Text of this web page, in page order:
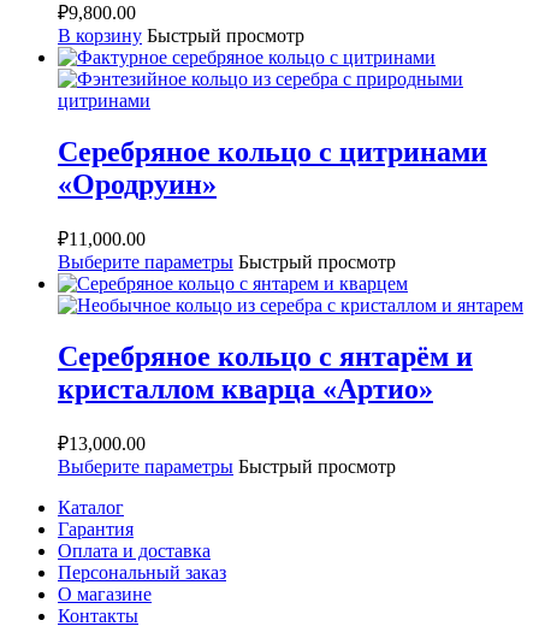
₽9,800.00
В корзину Быстрый просмотр
Серебряное кольцо с цитринами
«Ородруин»
₽11,000.00
Выберите параметры Быстрый просмотр
Серебряное кольцо с янтарём и
кристаллом кварца «Артио»
₽13,000.00
Выберите параметры Быстрый просмотр
Каталог
Гарантия
Оплата и доставка
Персональный заказ
О магазине
Контакты